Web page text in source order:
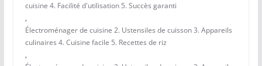
cuisine 4. Facilité d'utilisation 5. Succès garanti
,
Électroménager de cuisine 2. Ustensiles de cuisson 3. Appareils
culinaires 4. Cuisine facile 5. Recettes de riz
,